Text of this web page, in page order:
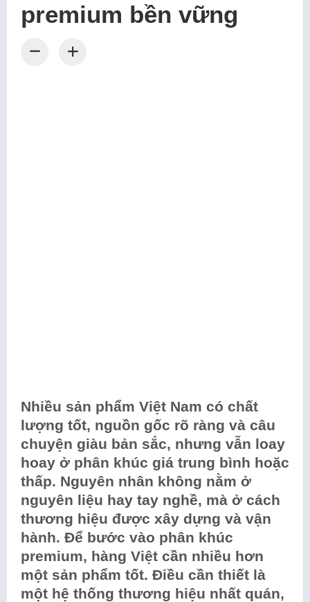
premium bền vững
Nhiều sản phẩm Việt Nam có chất
lượng tốt, nguồn gốc rõ ràng và câu
chuyện giàu bản sắc, nhưng vẫn loay
hoay ở phân khúc giá trung bình hoặc
thấp. Nguyên nhân không nằm ở
nguyên liệu hay tay nghề, mà ở cách
thương hiệu được xây dựng và vận
hành. Để bước vào phân khúc
premium, hàng Việt cần nhiều hơn
một sản phẩm tốt. Điều cần thiết là
một hệ thống thương hiệu nhất quán,